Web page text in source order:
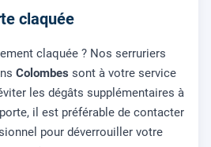
claquée
claquée ? Nos serruriers
Colombes sont à votre service
les dégâts supplémentaires à
il est préférable de contacter
pour déverrouiller votre